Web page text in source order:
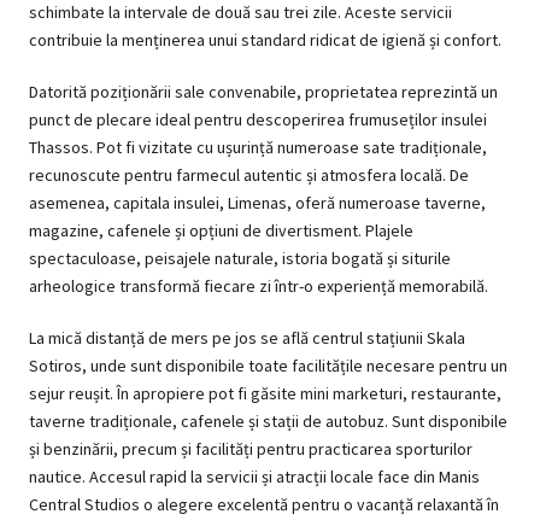
schimbate la intervale de două sau trei zile. Aceste servicii
contribuie la menținerea unui standard ridicat de igienă și confort.
Datorită poziționării sale convenabile, proprietatea reprezintă un
punct de plecare ideal pentru descoperirea frumuseților insulei
Thassos. Pot fi vizitate cu ușurință numeroase sate tradiționale,
recunoscute pentru farmecul autentic și atmosfera locală. De
asemenea, capitala insulei, Limenas, oferă numeroase taverne,
magazine, cafenele și opțiuni de divertisment. Plajele
spectaculoase, peisajele naturale, istoria bogată și siturile
arheologice transformă fiecare zi într-o experiență memorabilă.
La mică distanță de mers pe jos se află centrul stațiunii Skala
Sotiros, unde sunt disponibile toate facilitățile necesare pentru un
sejur reușit. În apropiere pot fi găsite mini marketuri, restaurante,
taverne tradiționale, cafenele și stații de autobuz. Sunt disponibile
și benzinării, precum și facilități pentru practicarea sporturilor
nautice. Accesul rapid la servicii și atracții locale face din Manis
Central Studios o alegere excelentă pentru o vacanță relaxantă în